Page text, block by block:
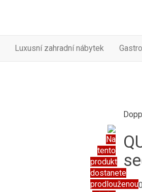
Luxusní zahradní nábytek Gastro
Na
tento
produkt
dostanete
prodlouženou